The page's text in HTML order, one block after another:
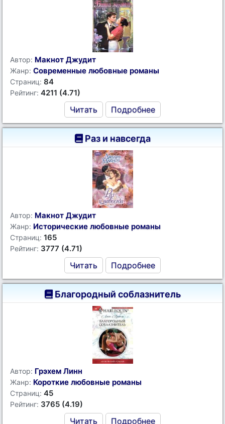
Автор: Макнот Джудит
Жанр: Современные любовные романы
Страниц: 84
Рейтинг: 4211 (4.71)
Читать Подробнее
Раз и навсегда
Автор: Макнот Джудит
Жанр: Исторические любовные романы
Страниц: 165
Рейтинг: 3777 (4.71)
Читать Подробнее
Благородный соблазнитель
Автор: Грэхем Линн
Жанр: Короткие любовные романы
Страниц: 45
Рейтинг: 3765 (4.19)
Читать Подробнее